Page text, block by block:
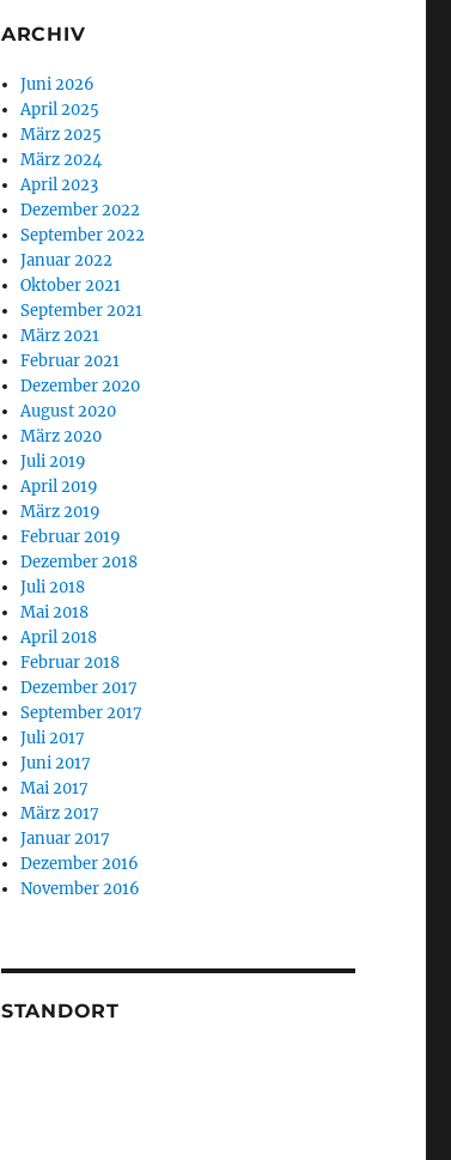
ARCHIV
Juni 2026
April 2025
März 2025
März 2024
April 2023
Dezember 2022
September 2022
Januar 2022
Oktober 2021
September 2021
März 2021
Februar 2021
Dezember 2020
August 2020
März 2020
Juli 2019
April 2019
März 2019
Februar 2019
Dezember 2018
Juli 2018
Mai 2018
April 2018
Februar 2018
Dezember 2017
September 2017
Juli 2017
Juni 2017
Mai 2017
März 2017
Januar 2017
Dezember 2016
November 2016
STANDORT